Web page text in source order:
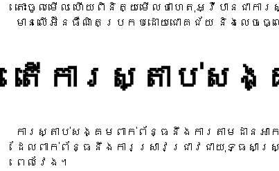
តោះចូលមើល ហើយពិនិត្យមើលថាហេតុអ្វីបានជា
មានលើអ៊ីនធឺណិតប្រកបដោយជោគជ័យ និងលេចធ្ល
តើការស្តាប់ស
ការស្តាប់សង្គមពាក់ព័ន្ធនឹងការតាមដានអា
ដែលពាក់ព័ន្ធនឹងការស្រាវជ្រាវជាយុទ្ធ
ពេលវែង។